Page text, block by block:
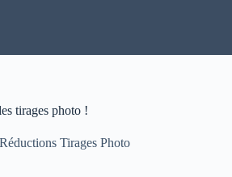
tirages photo !
Réductions Tirages Photo